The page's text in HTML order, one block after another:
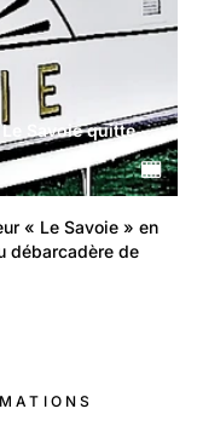
Savoie quitte
« Le Savoie » en
débarcadère de